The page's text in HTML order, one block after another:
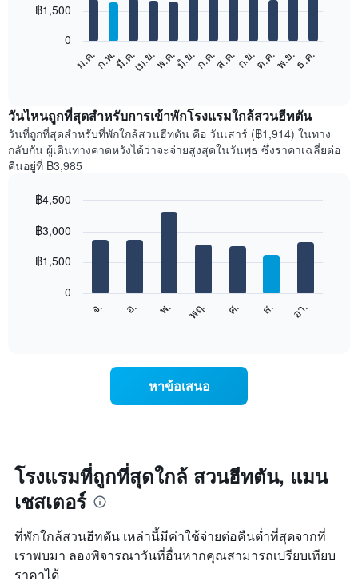
12
bars.
แสดง
ราคา
เฉลี่ย
ของ
ห้อง
ใน
เดือน
ดง
เฉลี่ย
ห้อง
พัก
ม.ค.ก.พ.มี.ค.เม.ย.พ.ค.มิ.ย.ก.ค.ส.ค.ก.ย.ต.ค.พ.ย.ธ.ค.
0
฿1,500
วันไหนถูกที่สุดสำหรับการเข้าพักโรงแรมใกล้สวนฮีทตัน
วันที่ถูกที่สุดสำหรับที่พักใกล้สวนฮีทตัน คือ วันเสาร์ (฿1,914) ในทาง
กลับกัน ผู้เดินทางคาดหวังได้ว่าจะจ่ายสูงสุดในวันพุธ ซึ่งราคาเฉลี่ยต่อ
คืนอยู่ที่ ฿3,985
chart
bars.
แผนภูมิ
วัน
ของ
สัปดาห์
แผนภูมิ
มี
แกน
X
graphic.
จ. อ. พ. พฤ. ศ. ส. อา.
0
฿1,500
฿3,000
฿4,500
หาข้อเสนอ
โรงแรมที่ถูกที่สุดใกล้ สวนฮีทตัน, แมน
เชสเตอร์
ที่พักใกล้สวนฮีทตัน เหล่านี้มีค่าใช้จ่ายต่อคืนต่ำที่สุดจากที่
เราพบมา ลองพิจารณาวันที่อื่นหากคุณสามารถเปรียบเทียบ
ราคาได้